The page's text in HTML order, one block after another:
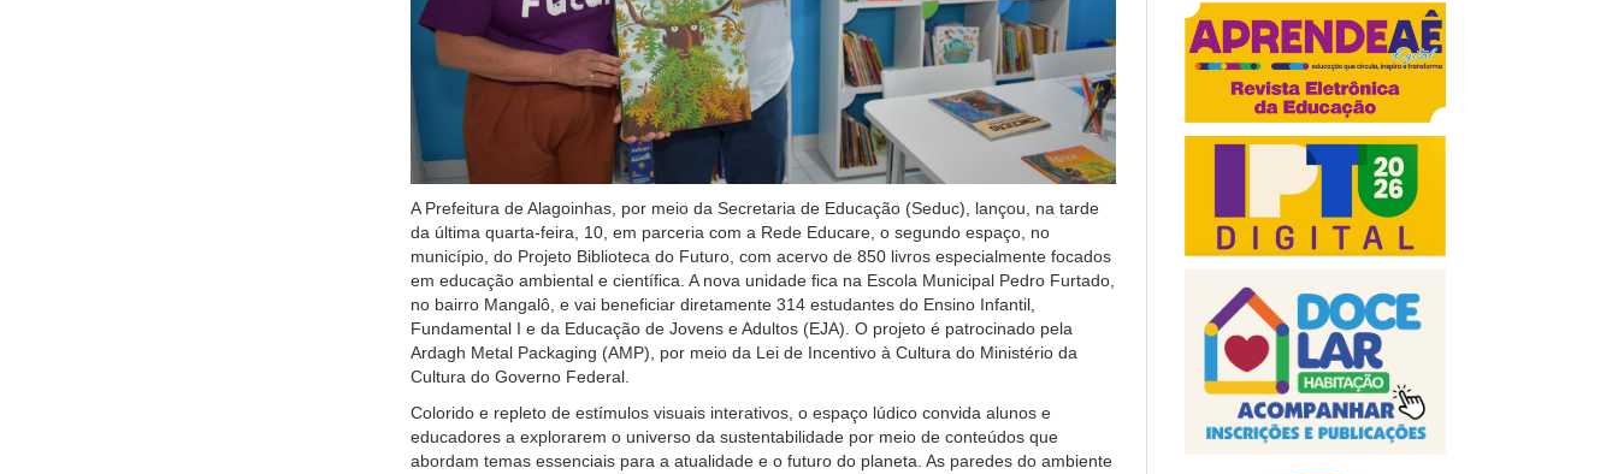
A Prefeitura de Alagoinhas, por meio da Secretaria de Educação (Seduc), lançou, na tarde
da última quarta-feira, 10, em parceria com a Rede Educare, o segundo espaço, no
município, do Projeto Biblioteca do Futuro, com acervo de 850 livros especialmente focados
em educação ambiental e científica. A nova unidade fica na Escola Municipal Pedro Furtado,
no bairro Mangalô, e vai beneficiar diretamente 314 estudantes do Ensino Infantil,
Fundamental I e da Educação de Jovens e Adultos (EJA). O projeto é patrocinado pela
Ardagh Metal Packaging (AMP), por meio da Lei de Incentivo à Cultura do Ministério da
Cultura do Governo Federal.
Colorido e repleto de estímulos visuais interativos, o espaço lúdico convida alunos e
educadores a explorarem o universo da sustentabilidade por meio de conteúdos que
abordam temas essenciais para a atualidade e o futuro do planeta. As paredes do ambiente